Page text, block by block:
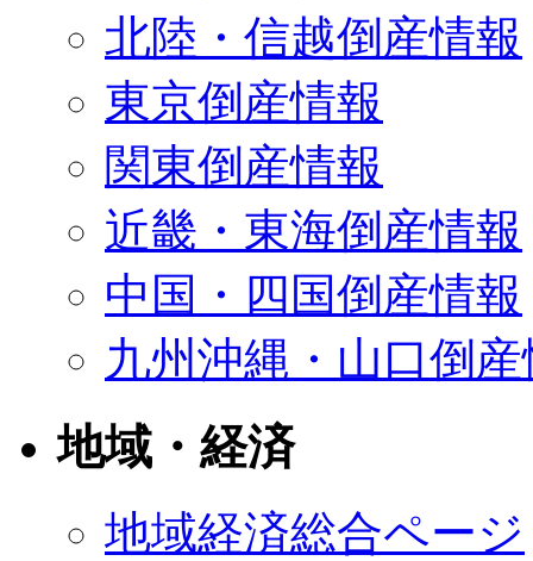
北陸・信越倒産情報
東京倒産情報
関東倒産情報
近畿・東海倒産情報
中国・四国倒産情報
九州沖縄・山口倒
地域・経済
地域経済総合ページ